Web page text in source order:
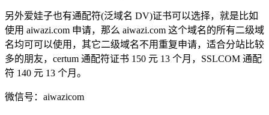
另外爱娃子也有通配符(泛域名 DV)证书可以选择，就是比如
使用 aiwazi.com 申请，那么 aiwazi.com 这个域名的所有二级域
名均可可以使用，其它二级域名不用重复申请，适合分站比较
多的朋友，certum 通配符证书 150 元 13 个月，SSLCOM 通配
符 140 元 13 个月。
微信号：aiwazicom